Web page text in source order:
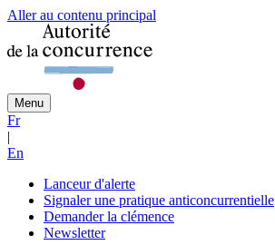
Aller au contenu principal
Menu
Fr
|
En
Lanceur d'alerte
Signaler une pratique anticoncurrentielle
Demander la clémence
Newsletter